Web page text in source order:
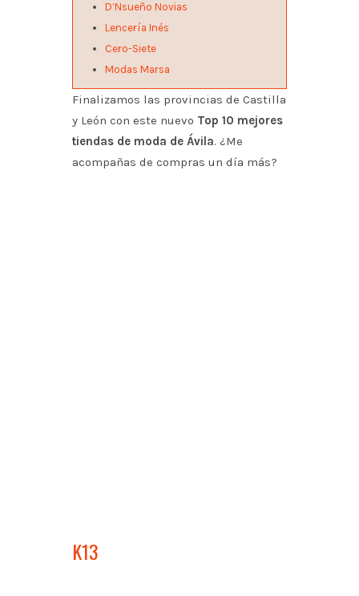
D’Nsueño Novias
Lencería Inés
Cero-Siete
Modas Marsa
Finalizamos las provincias de Castilla
y León con este nuevo Top 10 mejores
tiendas de moda de Ávila. ¿Me
acompañas de compras un día más?
K13